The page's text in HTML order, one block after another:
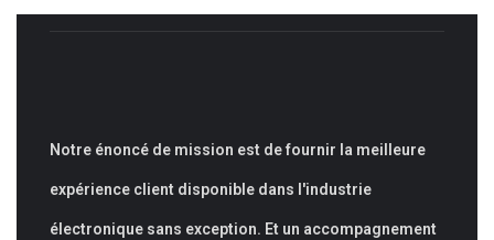
Notre énoncé de mission est de fournir la meilleure
expérience client disponible dans l'industrie
électronique sans exception. Et un accompagnement